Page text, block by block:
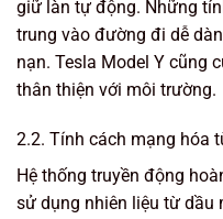
giữ làn tự động. Những
trung vào đường đi dễ
nạn. Tesla Model Y cũng
thân thiện với môi trường.
2.2. Tính cách mạng hóa
Hệ thống truyền động
sử dụng nhiên liệu từ dầu